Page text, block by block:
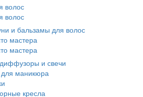
волос
волос
и бальзамы для волос
мастера
мастера
и свечи
маникюра
кресла